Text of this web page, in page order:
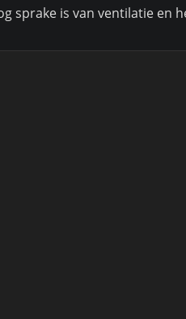
sprake is van ventilatie en